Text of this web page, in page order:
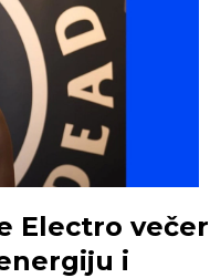
Electro večer
i